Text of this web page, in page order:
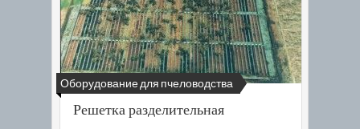
Оборудование для пчеловодства
Решетка разделительная